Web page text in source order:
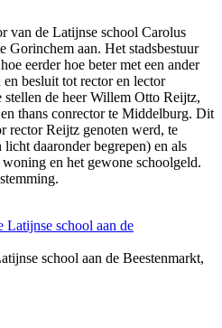
van de Latijnse school Carolus
Gorinchem aan. Het stadsbestuur
eerder hoe beter met een ander
besluit tot rector en lector
stellen de heer Willem Otto Reijtz,
thans conrector te Middelburg. Dit
rector Reijtz genoten werd, te
daaronder begrepen) en als
en het gewone schoolgeld.
school aan de Beestenmarkt,